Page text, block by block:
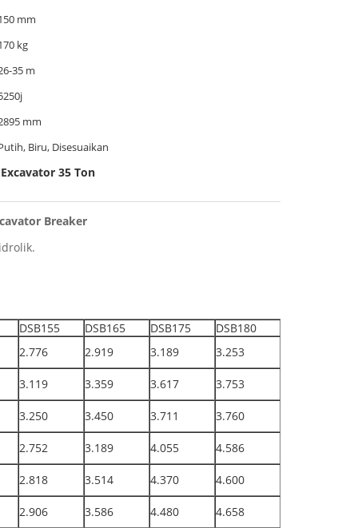
mm
kg
35 m
mm
Biru, Disesuaikan
35 Ton
Breaker
DSB155 DSB165 DSB175
DSB180
2.776 2.919 3.189
3.253
3.119 3.359 3.617
3.753
3.250 3.450 3.711 3.760
2.752 3.189 4.055
4.586
2.818 3.514 4.370
4.600
2.906 3.586 4.480 4.658